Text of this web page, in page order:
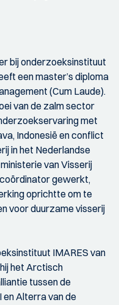
bij onderzoeksinstituut
een master’s diploma
(Cum Laude).
van de zalm sector
met
Indonesië en conflict
in het Nederlandse
van Visserij
gewerkt,
oprichtte om te
voor duurzame visserij
IMARES van
het Arctisch
tussen de
en Alterra van de